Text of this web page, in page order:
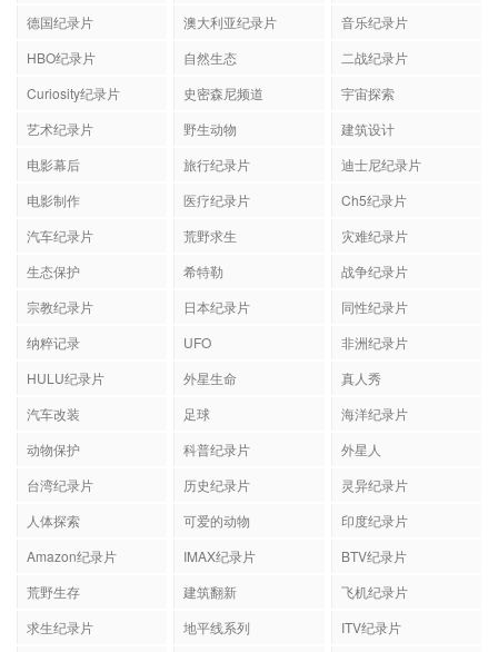
德国纪录片
澳大利亚纪录片
音乐纪录片
HBO纪录片
自然生态
二战纪录片
Curiosity纪录片
史密森尼频道
宇宙探索
艺术纪录片
野生动物
建筑设计
电影幕后
旅行纪录片
迪士尼纪录片
电影制作
医疗纪录片
Ch5纪录片
汽车纪录片
荒野求生
灾难纪录片
生态保护
希特勒
战争纪录片
宗教纪录片
日本纪录片
同性纪录片
纳粹记录
UFO
非洲纪录片
HULU纪录片
外星生命
真人秀
汽车改装
足球
海洋纪录片
动物保护
科普纪录片
外星人
台湾纪录片
历史纪录片
灵异纪录片
人体探索
可爱的动物
印度纪录片
Amazon纪录片
IMAX纪录片
BTV纪录片
荒野生存
建筑翻新
飞机纪录片
求生纪录片
地平线系列
ITV纪录片